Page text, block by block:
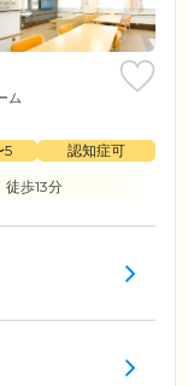
ム
5
認知症可
徒歩13分